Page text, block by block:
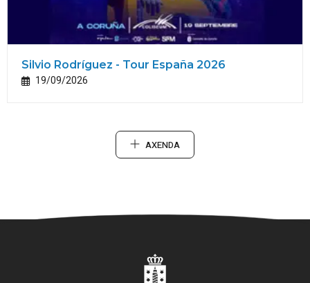
Silvio Rodríguez - Tour España 2026
19/09/2026
AXENDA